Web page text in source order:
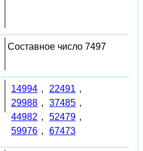
Составное число 7497
14994 , 22491 ,
29988 , 37485 ,
44982 , 52479 ,
59976 , 67473